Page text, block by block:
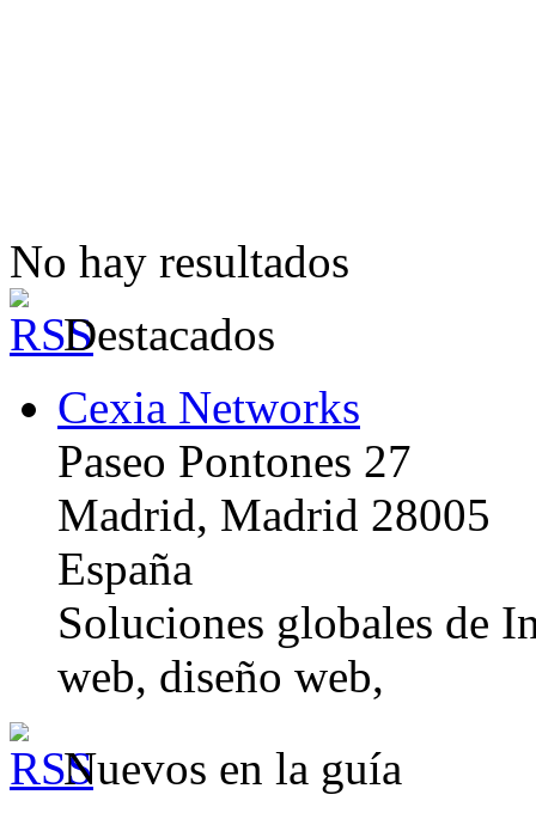
No hay resultados
Destacados
Cexia Networks
Paseo Pontones 27
Madrid, Madrid 28005
España
Soluciones globales de
web, diseño web,
Nuevos en la guía